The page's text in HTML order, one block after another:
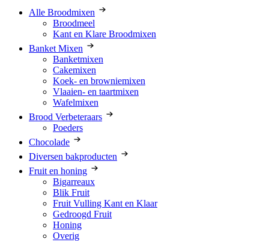
Alle Broodmixen
Broodmeel
Kant en Klare Broodmixen
Banket Mixen
Banketmixen
Cakemixen
Koek- en browniemixen
Vlaaien- en taartmixen
Wafelmixen
Brood Verbeteraars
Poeders
Chocolade
Diversen bakproducten
Fruit en honing
Bigarreaux
Blik Fruit
Fruit Vulling Kant en Klaar
Gedroogd Fruit
Honing
Overig